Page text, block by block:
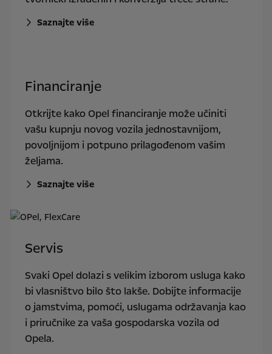
Saznajte više
Financiranje
Otkrijte kako Opel financiranje može učiniti
vašu kupnju novog vozila jednostavnijom,
povoljnijom i potpuno prilagođenom vašim
željama.
Saznajte više
Servis
Svaki Opel dolazi s velikim izborom usluga kako
bi vlasništvo bilo što lakše. Dobijte informacije
o jamstvima, pomoći, uslugama održavanja kao
i priručnike za vaša gospodarska vozila od
Opela.